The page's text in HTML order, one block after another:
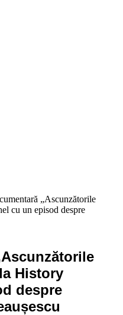
„Ascunzătorile
cu un episod despre
History
despre